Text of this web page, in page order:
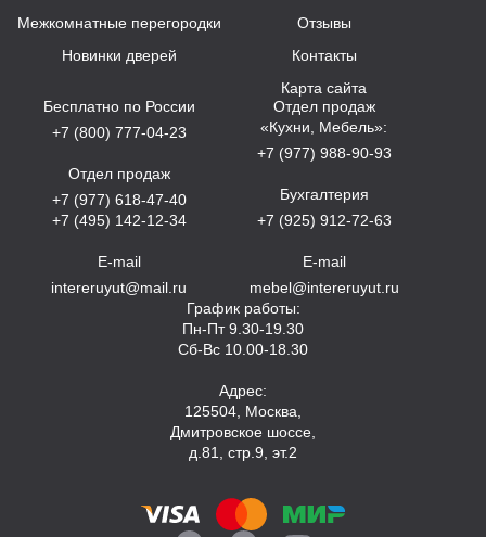
Межкомнатные перегородки
Новинки дверей
Отзывы
Контакты
Карта сайта
Бесплатно по России
+7 (800) 777-04-23
Отдел продаж
+7 (977) 618-47-40
+7 (495) 142-12-34
E-mail
intereruyut@mail.ru
Отдел продаж
«Кухни, Мебель»:
+7 (977) 988-90-93
Бухгалтерия
+7 (925) 912-72-63
E-mail
mebel@intereruyut.ru
График работы:
Пн-Пт 9.30-19.30
Сб-Вс 10.00-18.30
Адрес:
125504, Москва,
Дмитровское шоссе,
д.81, стр.9, эт.2